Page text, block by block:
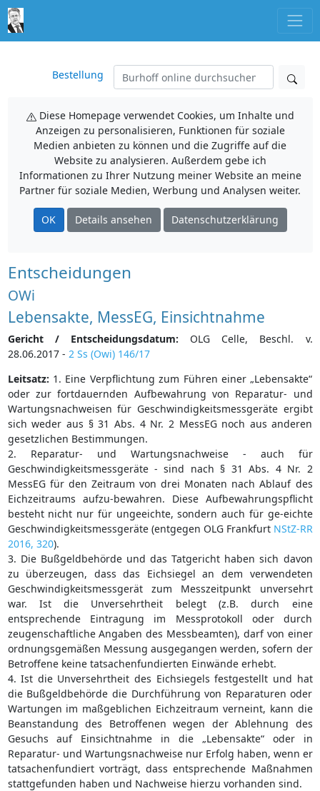
Bestellung
Diese Homepage verwendet Cookies, um Inhalte und
Anzeigen zu personalisieren, Funktionen für soziale
Medien anbieten zu können und die Zugriffe auf die
Website zu analysieren. Außerdem gebe ich
Informationen zu Ihrer Nutzung meiner Website an meine
Partner für soziale Medien, Werbung und Analysen weiter.
OK Details ansehen Datenschutzerklärung
Entscheidungen
OWi
Lebensakte, MessEG, Einsichtnahme
Gericht / Entscheidungsdatum: OLG Celle, Beschl. v.
28.06.2017 - 2 Ss (Owi) 146/17
Leitsatz: 1. Eine Verpflichtung zum Führen einer „Lebensakte“
oder zur fortdauernden Aufbewahrung von Reparatur- und
Wartungsnachweisen für Geschwindigkeitsmessgeräte ergibt
sich weder aus § 31 Abs. 4 Nr. 2 MessEG noch aus anderen
gesetzlichen Bestimmungen.
2. Reparatur- und Wartungsnachweise - auch für
Geschwindigkeitsmessgeräte - sind nach § 31 Abs. 4 Nr. 2
MessEG für den Zeitraum von drei Monaten nach Ablauf des
Eichzeitraums aufzu-bewahren. Diese Aufbewahrungspflicht
besteht nicht nur für ungeeichte, sondern auch für ge-eichte
Geschwindigkeitsmessgeräte (entgegen OLG Frankfurt NStZ-RR
2016, 320).
3. Die Bußgeldbehörde und das Tatgericht haben sich davon
zu überzeugen, dass das Eichsiegel an dem verwendeten
Geschwindigkeitsmessgerät zum Messzeitpunkt unversehrt
war. Ist die Unversehrtheit belegt (z.B. durch eine
entsprechende Eintragung im Messprotokoll oder durch
zeugenschaftliche Angaben des Messbeamten), darf von einer
ordnungsgemäßen Messung ausgegangen werden, sofern der
Betroffene keine tatsachenfundierten Einwände erhebt.
4. Ist die Unversehrtheit des Eichsiegels festgestellt und hat
die Bußgeldbehörde die Durchführung von Reparaturen oder
Wartungen im maßgeblichen Eichzeitraum verneint, kann die
Beanstandung des Betroffenen wegen der Ablehnung des
Gesuchs auf Einsichtnahme in die „Lebensakte“ oder in
Reparatur- und Wartungsnachweise nur Erfolg haben, wenn er
tatsachenfundiert vorträgt, dass entsprechende Maßnahmen
stattgefunden haben und Nachweise hierzu vorhanden sind.